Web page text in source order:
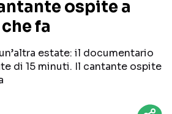
TALENT SHOW
ospite a
fa
estate: il documentario
di 15 minuti. Il cantante ospite